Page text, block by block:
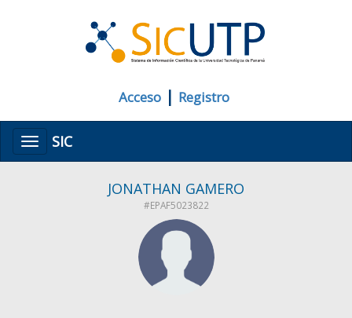
Acceso | Registro
MenúSIC
JONATHAN GAMERO
#EPAF5023822